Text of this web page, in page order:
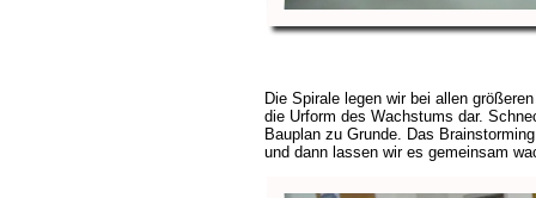
Die Spirale legen wir bei allen
die Urform des Wachstums dar.
Bauplan zu Grunde. Das
und dann lassen wir es gemeinsam